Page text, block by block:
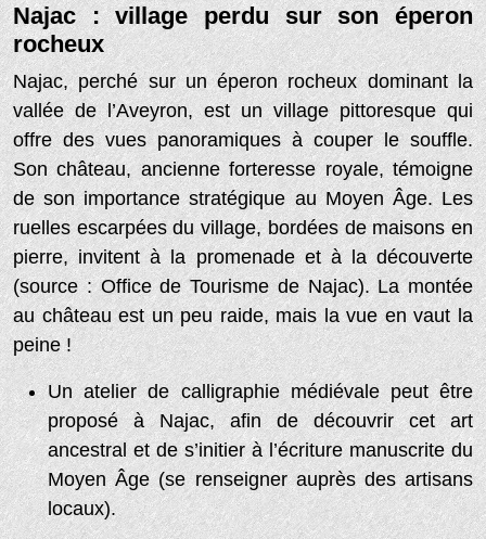
Najac : village perdu sur son éperon
rocheux
Najac, perché sur un éperon rocheux dominant la
vallée de l’Aveyron, est un village pittoresque qui
offre des vues panoramiques à couper le souffle.
Son château, ancienne forteresse royale, témoigne
de son importance stratégique au Moyen Âge. Les
ruelles escarpées du village, bordées de maisons en
pierre, invitent à la promenade et à la découverte
(source : Office de Tourisme de Najac). La montée
au château est un peu raide, mais la vue en vaut la
peine !
Un atelier de calligraphie médiévale peut être
proposé à Najac, afin de découvrir cet art
ancestral et de s’initier à l’écriture manuscrite du
Moyen Âge (se renseigner auprès des artisans
locaux).